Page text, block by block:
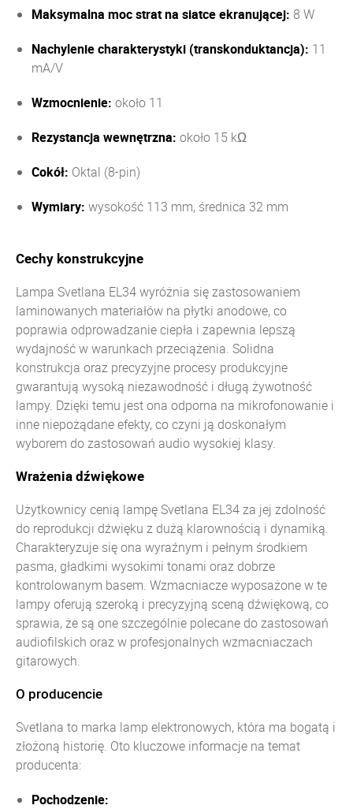
Maksymalna moc strat na siatce ekranującej: 8 W
Nachylenie charakterystyki (transkonduktancja): 11
mA/V
Wzmocnienie: około 11
Rezystancja wewnętrzna: około 15 kΩ
Cokół: Oktal (8-pin)
Wymiary: wysokość 113 mm, średnica 32 mm
Cechy konstrukcyjne
Lampa Svetlana EL34 wyróżnia się zastosowaniem
laminowanych materiałów na płytki anodowe, co
poprawia odprowadzanie ciepła i zapewnia lepszą
wydajność w warunkach przeciążenia. Solidna
konstrukcja oraz precyzyjne procesy produkcyjne
gwarantują wysoką niezawodność i długą żywotność
lampy. Dzięki temu jest ona odporna na mikrofonowanie i
inne niepożądane efekty, co czyni ją doskonałym
wyborem do zastosowań audio wysokiej klasy.
Wrażenia dźwiękowe
Użytkownicy cenią lampę Svetlana EL34 za jej zdolność
do reprodukcji dźwięku z dużą klarownością i dynamiką.
Charakteryzuje się ona wyraźnym i pełnym środkiem
pasma, gładkimi wysokimi tonami oraz dobrze
kontrolowanym basem. Wzmacniacze wyposażone w te
lampy oferują szeroką i precyzyjną sceną dźwiękową, co
sprawia, że są one szczególnie polecane do zastosowań
audiofilskich oraz w profesjonalnych wzmacniaczach
gitarowych.
O producencie
Svetlana to marka lamp elektronowych, która ma bogatą i
złożoną historię. Oto kluczowe informacje na temat
producenta:
Pochodzenie: